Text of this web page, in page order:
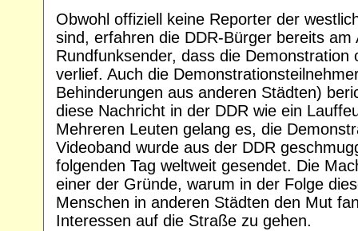
Obwohl offiziell keine Reporter der
sind, erfahren die DDR-Bürger bereits am
Rundfunksender, dass die Demonstration
verlief. Auch die
Behinderungen aus anderen Städten)
diese Nachricht in der DDR wie ein
Mehreren Leuten gelang es, die
Videoband wurde aus der DDR
folgenden Tag weltweit gesendet. Die
einer der Gründe, warum in der Folge
Menschen in anderen Städten den Mut
Interessen auf die Straße zu gehen.